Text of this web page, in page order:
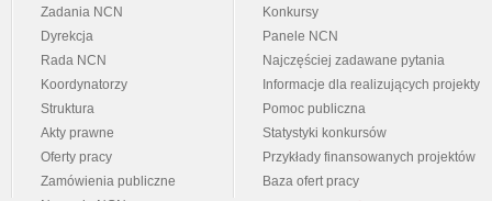
Zadania NCN
Dyrekcja
Rada NCN
Koordynatorzy
Struktura
Akty prawne
Oferty pracy
Zamówienia publiczne
Konkursy
Panele NCN
Najczęściej zadawane pytania
Informacje dla realizujących projekty
Pomoc publiczna
Statystyki konkursów
Przykłady finansowanych projektów
Baza ofert pracy